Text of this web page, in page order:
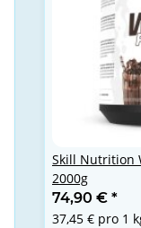
Skill Nutrition
2000g
74,90 € *
37,45 € pro 1